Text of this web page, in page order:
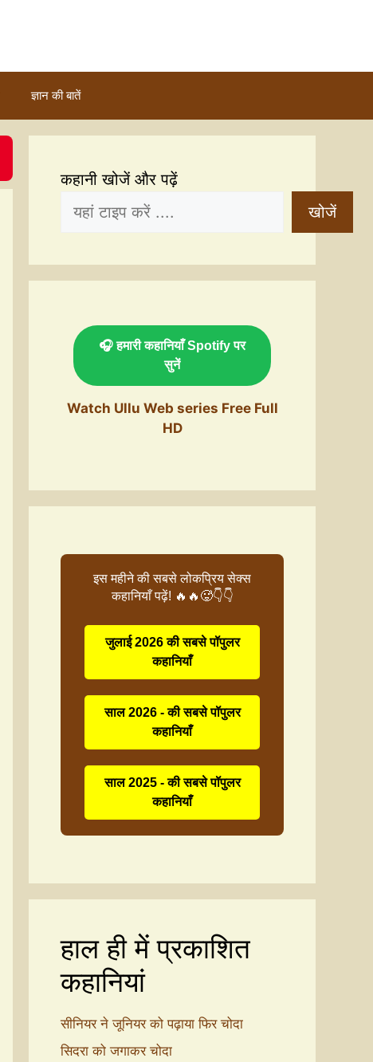
ज्ञान की बातें
कहानी खोजें और पढ़ें
खोजें
🎧 हमारी कहानियाँ Spotify पर
सुनें
Watch Ullu Web series Free Full
HD
इस महीने की सबसे लोकप्रिय सेक्स
कहानियाँ पढ़ें! 🔥🔥🥵👇👇
जुलाई 2026 की सबसे पॉपुलर
कहानियाँ
साल 2026 - की सबसे पॉपुलर
कहानियाँ
साल 2025 - की सबसे पॉपुलर
कहानियाँ
हाल ही में प्रकाशित
कहानियां
सीनियर ने जूनियर को पढ़ाया फिर चोदा
सिदरा को जगाकर चोदा